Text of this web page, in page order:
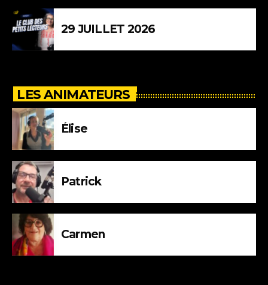
29 JUILLET 2026
LES ANIMATEURS
Élise
Patrick
Carmen